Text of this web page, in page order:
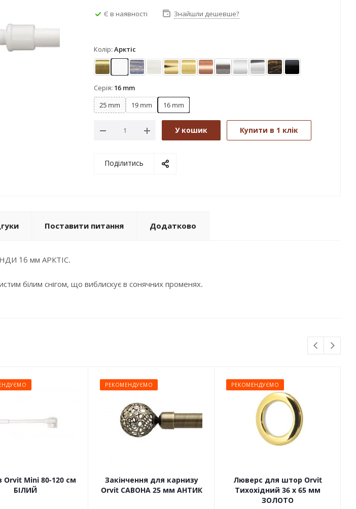
Є в наявності Знайшли дешевше?
Колір:Арктіс
Антик АрктісБлакить золота
Біле золото (матове)
ЗолотоЗолото матове
МідьНержавіюча сталь
СатинХромЧорне золото
Чорний оксамит
Серія: 16 mm
25 mm
19 mm 16 mm
У кошик Купити в 1 клік
Поділитись
Поставити питання Додатково
16 мм АРКТІС.
білим снігом, що виблискує в сонячних променях.
Orvit Mini 80-120 см
БІЛИЙ
РЕКОМЕНДУЄМО
Закінчення для карнизу
Orvit САВОНА 25 мм АНТИК
РЕКОМЕНДУЄМО
Люверс для штор Orvit
Тихохідний 36 х 65 мм
ЗОЛОТО